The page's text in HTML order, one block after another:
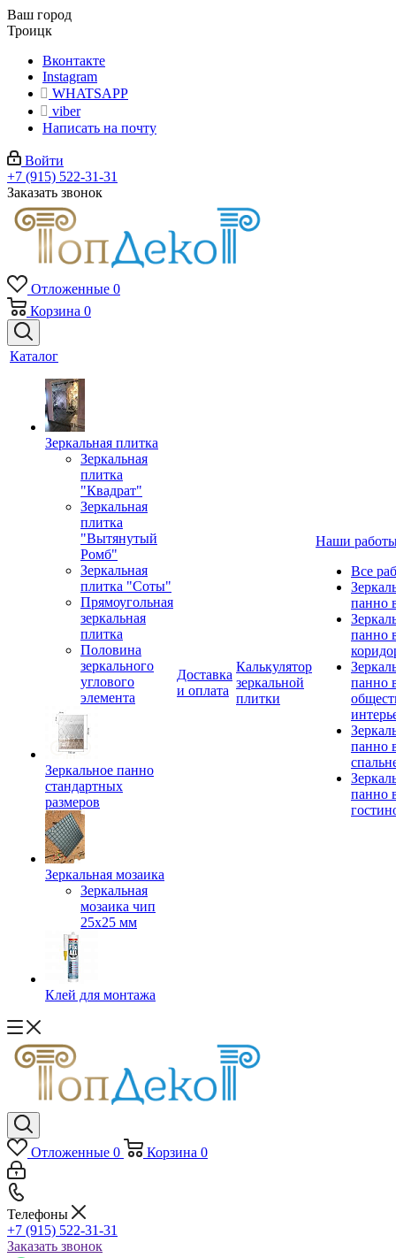
Ваш город
Троицк
Вконтакте
Instagram
WHATSAPP
viber
Написать на почту
Войти
+7 (915) 522-31-31
Заказать звонок
Отложенные 0
Корзина 0
Каталог
Зеркальная плитка
Зеркальная
плитка
"Квадрат"
Зеркальная
плитка
"Вытянутый
Ромб"
Зеркальная
плитка "Соты"
Прямоугольная
зеркальная
плитка
Половина
зеркального
углового
элемента
Зеркальное панно
стандартных
размеров
Зеркальная мозаика
Зеркальная
мозаика чип
25х25 мм
Клей для монтажа
Доставка
и оплата
Калькулятор
зеркальной
плитки
Наши
Все
панно
панно
панно
панно
панно
Отложенные 0 Корзина 0
Телефоны
+7 (915) 522-31-31
Заказать звонок